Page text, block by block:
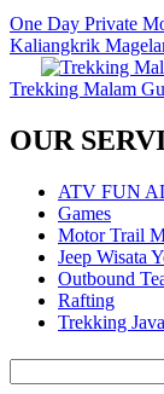
One Day Private
Kaliangkrik
Trekking Malam
OUR
ATV FUN
Games
Motor Trail
Jeep Wisata
Outbound
Rafting
Trekking